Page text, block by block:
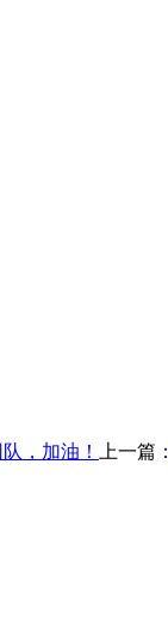
，加油！ 上一篇：